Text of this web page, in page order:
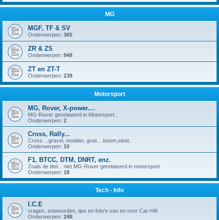
MG
MGF, TF & SV
Onderwerpen: 365
ZR & ZS
Onderwerpen: 948
ZT en ZT-T
Onderwerpen: 239
Motorsport
MG, Rover, X-power....
MG-Rover gerelateerd in Motorsport..
Onderwerpen: 2
Cross, Rally...
Cross ...gravel, modder, gras....boom,sloot..
Onderwerpen: 10
F1, BTCC, DTM, DNRT, enz.
Zoals de titel... niet MG-Rover gerelateerd in motorsport
Onderwerpen: 18
Tech - Info
I.C.E
vragen, antwoorden, tips en foto's van en over Car-Hifi
Onderwerpen: 248